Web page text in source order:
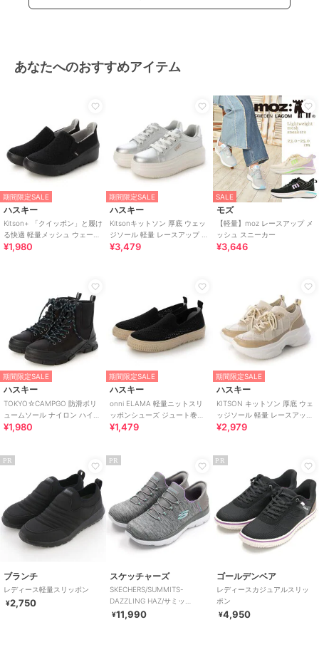
あなたへのおすすめアイテム
期間限定SALE
ハスキー
Kitson+ 「クイッポン」と履け
る快適 軽量メッシュ ウェーブ
ソール スリッポン スニーカー
¥1,980
期間限定SALE
ハスキー
Kitsonキットソン 厚底 ウェッ
ジソール 軽量 レースアップ ロ
ーカットスニーカー
¥3,479
SALE
モズ
【軽量】moz レースアップ メ
ッシュ スニーカー
¥3,646
期間限定SALE
ハスキー
TOKYO☆CAMPGO 防滑ボリ
ュームソール ナイロン ハイカ
ット防水スニーカー
¥1,980
期間限定SALE
ハスキー
onni ELAMA 軽量ニットスリ
ッポンシューズ ジュート巻き
風 エスパドリーユ
¥1,479
期間限定SALE
ハスキー
KITSON キットソン 厚底 ウェ
ッジソール 軽量 レースアップ
ニットスニーカー
¥2,979
PR
ブランチ
レディース軽量スリッポン
¥2,750
PR
スケッチャーズ
SKECHERS/SUMMITS-
DAZZLING HAZ/サミッ
ツ/SLIP-INS
¥11,990
PR
ゴールデンベア
レディースカジュアルスリッ
ポン
¥4,950